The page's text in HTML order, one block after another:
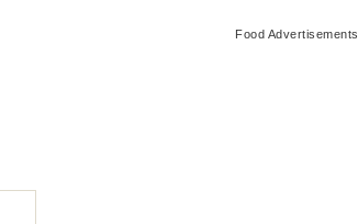
Food Advertisements